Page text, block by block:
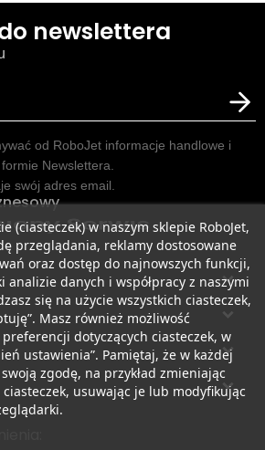
(ciasteczek) w naszym sklepie RoboJet,
przeglądania, reklamy dostosowane
oraz dostęp do najnowszych funkcji,
analizie danych i współpracy z naszymi
się na użycie wszystkich ciasteczek,
Masz również możliwość
dotyczących ciasteczek, w
ustawienia”. Pamiętaj, że w każdej
zgodę, na przykład zmieniając
usuwając je lub modyfikując
newslettera
od RoboJet informacje handlowe i
Newslettera.
swój adres email.